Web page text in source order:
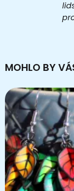
MOHLO BY